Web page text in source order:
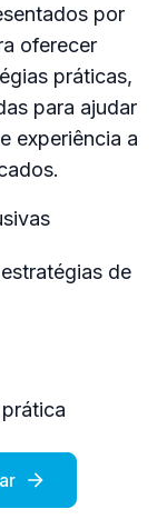
por
oferecer
práticas,
para ajudar
experiência a
de